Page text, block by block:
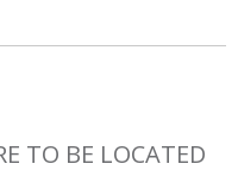
TO BE LOCATED